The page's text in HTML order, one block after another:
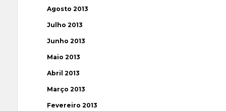
Agosto 2013
Julho 2013
Junho 2013
Maio 2013
Abril 2013
Março 2013
Fevereiro 2013